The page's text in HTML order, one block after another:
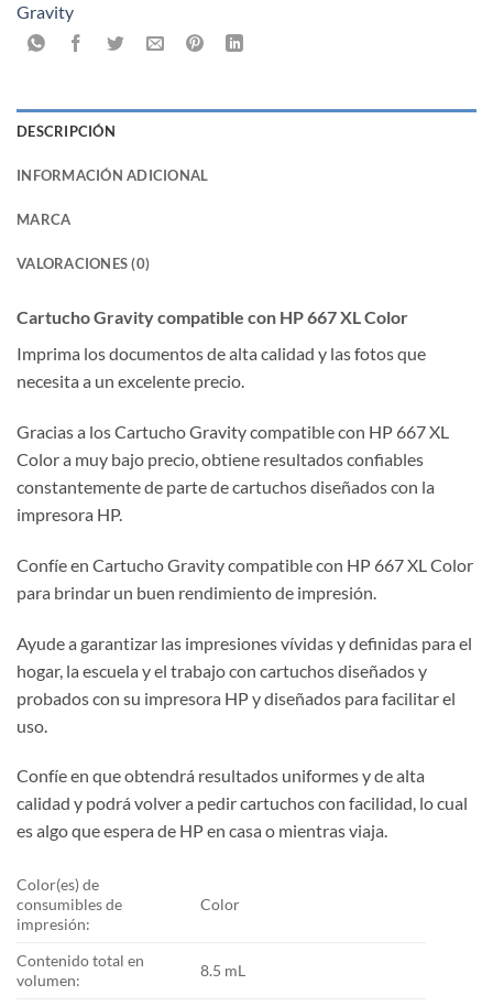
Gravity
DESCRIPCIÓN
INFORMACIÓN ADICIONAL
MARCA
VALORACIONES (0)
Cartucho Gravity compatible con HP 667 XL Color
Imprima los documentos de alta calidad y las fotos que
necesita a un excelente precio.
Gracias a los Cartucho Gravity compatible con HP 667 XL
Color a muy bajo precio, obtiene resultados confiables
constantemente de parte de cartuchos diseñados con la
impresora HP.
Confíe en Cartucho Gravity compatible con HP 667 XL Color
para brindar un buen rendimiento de impresión.
Ayude a garantizar las impresiones vívidas y definidas para el
hogar, la escuela y el trabajo con cartuchos diseñados y
probados con su impresora HP y diseñados para facilitar el
uso.
Confíe en que obtendrá resultados uniformes y de alta
calidad y podrá volver a pedir cartuchos con facilidad, lo cual
es algo que espera de HP en casa o mientras viaja.
Color(es) de
consumibles de
impresión:
Color
Contenido total en
volumen:
8.5 mL